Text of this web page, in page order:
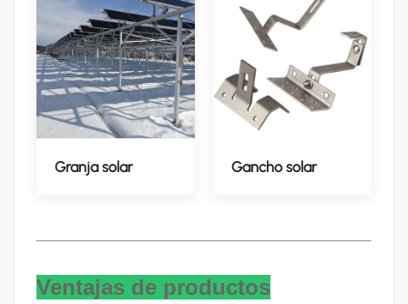
Granja solar Gancho solar
Ventajas de productos